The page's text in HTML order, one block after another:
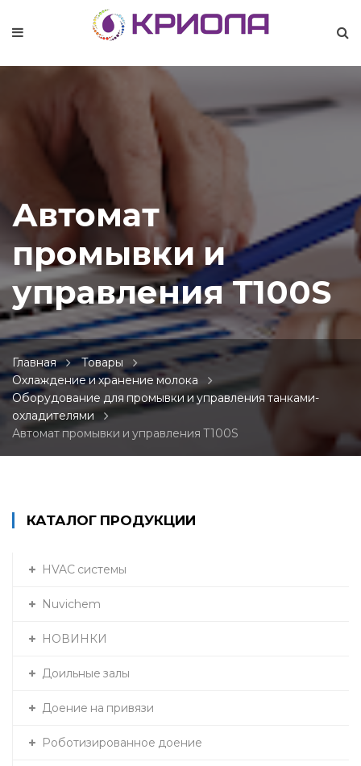
Автомат
промывки и
управления Т100S
Главная
Товары
Охлаждение и хранение молока
Оборудование для промывки и управления танками-
охладителями
Автомат промывки и управления Т100S
КАТАЛОГ ПРОДУКЦИИ
HVAC системы
Nuvichem
НОВИНКИ
Доильные залы
Доение на привязи
Роботизированное доение